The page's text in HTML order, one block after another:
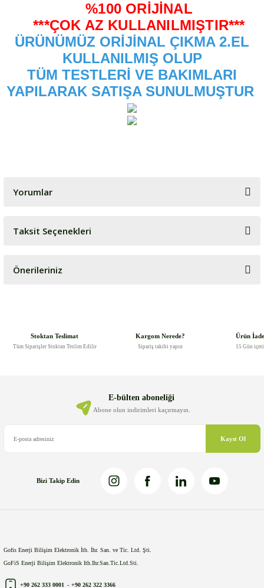
%100 ORİJİNAL
***ÇOK AZ KULLANILMIŞTIR***
ÜRÜNÜMÜZ ORİJİNAL ÇIKMA 2.EL
KULLANILMIŞ OLUP
TÜM TESTLERİ VE BAKIMLARI
YAPILARAK SATIŞA SUNULMUŞTUR
Yorumlar
Bu ürüne ilk yorumu siz yapın!
Taksit Seçenekleri
Önerileriniz
Ürün bilgilerinde hatalar bulunuyor.
Ürün fiyatı diğer sitelerden daha pahalı.
Stoktan Teslimat
Tüm Siparişler Stoktan Teslim Edilir
Kargom Nerede?
Sipariş takibi yapın
Ürün
15 Gün
E-bülten aboneliği
Abone olun indirimleri kaçırmayın.
Kayıt Ol
Bizi Takip Edin
Gofis Enerji Bilişim Elektronik İth. İhr. San. ve Tic. Ltd. Şti.
GoFiS Enerji Bilişim Elektronik Ith.Ihr.San.Tic.Ltd.Sti.
+90 262 333 0001 - +90 262 322 3366